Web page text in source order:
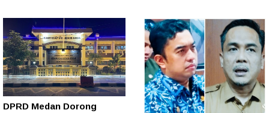
DPRD Medan Dorong